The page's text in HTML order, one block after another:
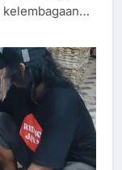
kelembagaan…